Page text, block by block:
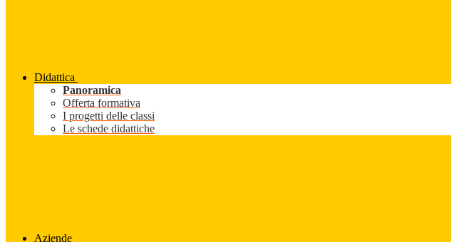
Didattica
Panoramica
Offerta formativa
I progetti delle classi
Le schede didattiche
Aziende